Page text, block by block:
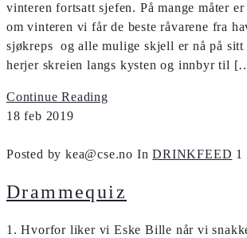
vinteren fortsatt sjefen. På mange måter
om vinteren vi får de beste råvarene fra
sjøkreps og alle mulige skjell er nå på sitt
herjer skreien langs kysten og innbyr til
Continue Reading
18 feb 2019
Posted by kea@cse.no InDRINKFEED 1
Drammequiz
1. Hvorfor liker vi Eske Bille når vi